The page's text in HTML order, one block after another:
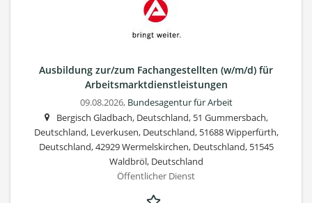
Ausbildung zur/zum Fachangestellten (w/m/d) für
Arbeitsmarktdienstleistungen
09.08.2026, Bundesagentur für Arbeit
Bergisch Gladbach, Deutschland, 51 Gummersbach,
Deutschland, Leverkusen, Deutschland, 51688 Wipperfürth,
Deutschland, 42929 Wermelskirchen, Deutschland, 51545
Waldbröl, Deutschland
Öffentlicher Dienst